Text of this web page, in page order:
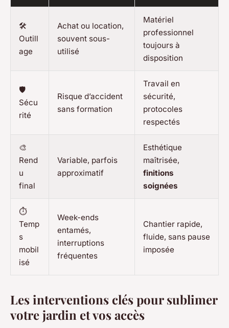
🛠️
Outill
age
Achat ou location,
souvent sous-
utilisé
Matériel
professionnel
toujours à
disposition
🛡️
Sécu
rité
Risque d’accident
sans formation
Travail en
sécurité,
protocoles
respectés
🎨
Rend
u
final
Variable, parfois
approximatif
Esthétique
maîtrisée,
finitions
soignées
⏱️
Temp
s
mobil
isé
Week-ends
entamés,
interruptions
fréquentes
Chantier rapide,
fluide, sans pause
imposée
Les interventions clés pour sublimer
votre jardin et vos accès